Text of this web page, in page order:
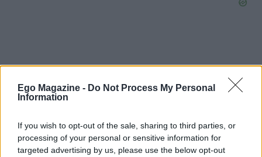
Ego Magazine - Do Not Process My Personal
Information
If you wish to opt-out of the sale, sharing to third parties, or
processing of your personal or sensitive information for
targeted advertising by us, please use the below opt-out